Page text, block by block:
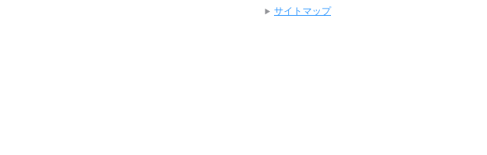
サイトマップ